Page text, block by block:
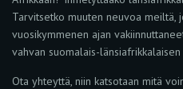
Tarvitsetko muuten neuvoa meiltä,
vuosikymmenen ajan
vahvan suomalais-
Ota yhteyttä, niin katsotaan mitä